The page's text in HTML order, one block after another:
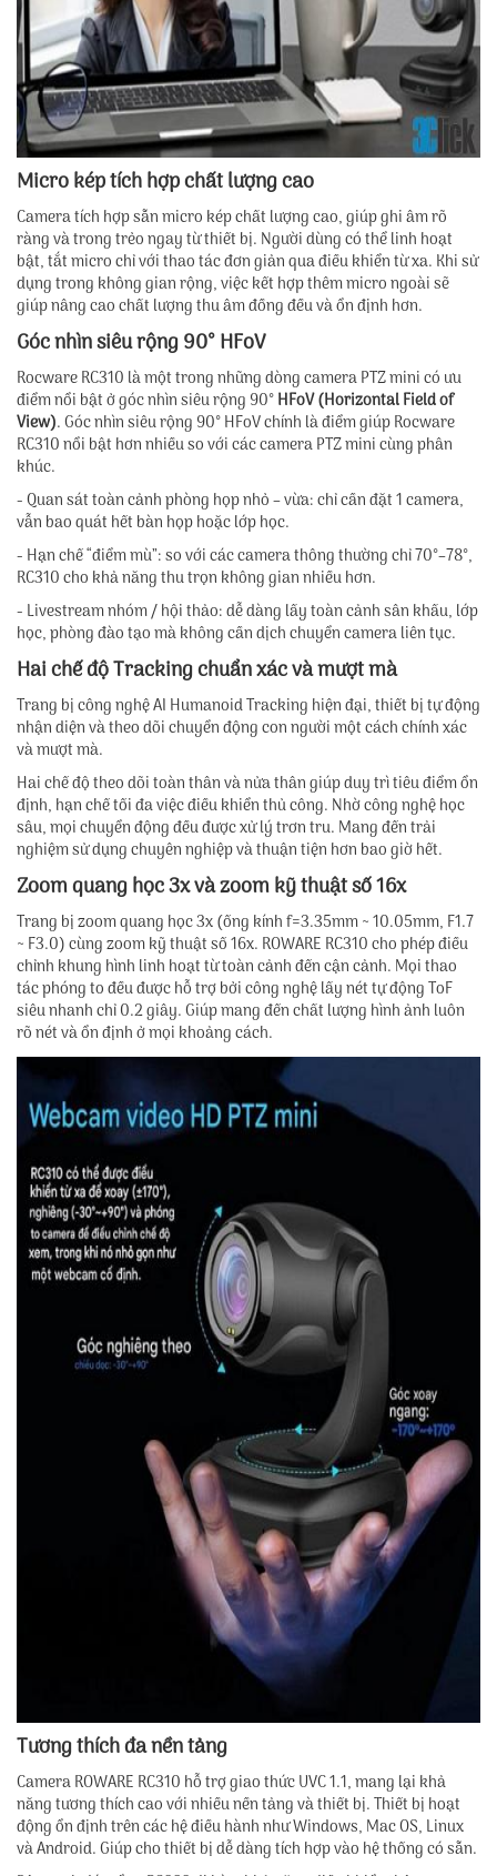
Micro kép tích hợp chất lượng cao
Camera tích hợp sẵn micro kép chất lượng cao, giúp ghi âm rõ
ràng và trong trẻo ngay từ thiết bị. Người dùng có thể linh hoạt
bật, tắt micro chỉ với thao tác đơn giản qua điều khiển từ xa. Khi sử
dụng trong không gian rộng, việc kết hợp thêm micro ngoài sẽ
giúp nâng cao chất lượng thu âm đồng đều và ổn định hơn.
Góc nhìn siêu rộng 90° HFoV
Rocware RC310 là một trong những dòng camera PTZ mini có ưu
điểm nổi bật ở góc nhìn siêu rộng 90°HFoV (Horizontal Field of
View). Góc nhìn siêu rộng 90° HFoV chính là điểm giúp Rocware
RC310 nổi bật hơn nhiều so với các camera PTZ mini cùng phân
khúc.
- Quan sát toàn cảnh phòng họp nhỏ – vừa: chỉ cần đặt 1 camera,
vẫn bao quát hết bàn họp hoặc lớp học.
- Hạn chế “điểm mù”: so với các camera thông thường chỉ 70°–78°,
RC310 cho khả năng thu trọn không gian nhiều hơn.
- Livestream nhóm / hội thảo: dễ dàng lấy toàn cảnh sân khấu, lớp
học, phòng đào tạo mà không cần dịch chuyển camera liên tục.
Hai chế độ Tracking chuẩn xác và mượt mà
Trang bị công nghệ AI Humanoid Tracking hiện đại, thiết bị tự động
nhận diện và theo dõi chuyển động con người một cách chính xác
và mượt mà.
Hai chế độ theo dõi toàn thân và nửa thân giúp duy trì tiêu điểm ổn
định, hạn chế tối đa việc điều khiển thủ công. Nhờ công nghệ học
sâu, mọi chuyển động đều được xử lý trơn tru. Mang đến trải
nghiệm sử dụng chuyên nghiệp và thuận tiện hơn bao giờ hết.
Zoom quang học 3x và zoom kỹ thuật số 16x
Trang bị zoom quang học 3x (ống kính f=3.35mm ~ 10.05mm, F1.7
~ F3.0) cùng zoom kỹ thuật số 16x. ROWARE RC310 cho phép điều
chỉnh khung hình linh hoạt từ toàn cảnh đến cận cảnh. Mọi thao
tác phóng to đều được hỗ trợ bởi công nghệ lấy nét tự động ToF
siêu nhanh chỉ 0.2 giây. Giúp mang đến chất lượng hình ảnh luôn
rõ nét và ổn định ở mọi khoảng cách.
Tương thích đa nền tảng
Camera ROWARE RC310 hỗ trợ giao thức UVC 1.1, mang lại khả
năng tương thích cao với nhiều nền tảng và thiết bị. Thiết bị hoạt
động ổn định trên các hệ điều hành như Windows, Mac OS, Linux
và Android. Giúp cho thiết bị dễ dàng tích hợp vào hệ thống có sẵn.